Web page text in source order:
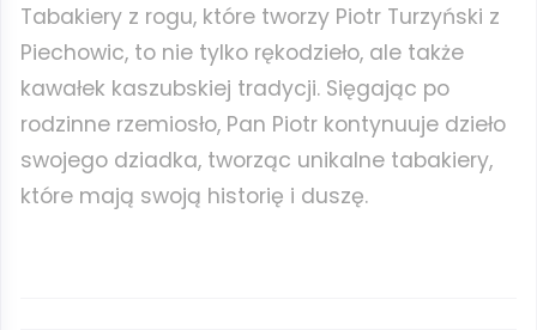
Tabakiery z rogu, które tworzy Piotr Turzyński z
Piechowic, to nie tylko rękodzieło, ale także
kawałek kaszubskiej tradycji. Sięgając po
rodzinne rzemiosło, Pan Piotr kontynuuje dzieło
swojego dziadka, tworząc unikalne tabakiery,
które mają swoją historię i duszę.